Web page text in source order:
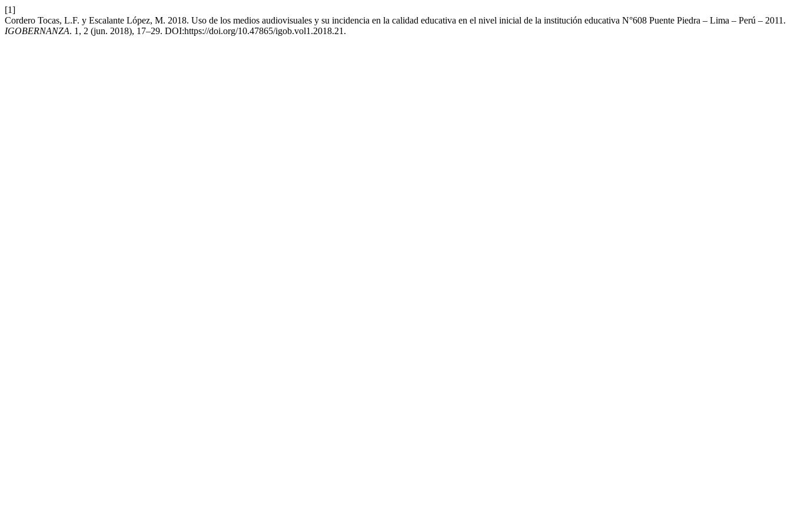
[1]
Cordero Tocas, L.F. y Escalante López, M. 2018. Uso de los medios audiovisuales y su incidencia en la calidad educativa en el nivel inicial de la institución educativa N°608 Puente Piedra – Lima – Perú – 2011.
IGOBERNANZA. 1, 2 (jun. 2018), 17–29. DOI:https://doi.org/10.47865/igob.vol1.2018.21.